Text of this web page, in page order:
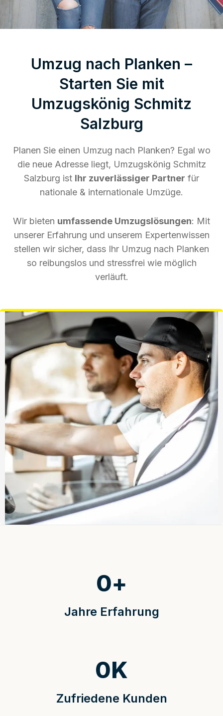
Umzug nach Planken –
Starten Sie mit
Umzugskönig Schmitz
Salzburg
Planen Sie einen Umzug nach Planken? Egal wo
die neue Adresse liegt, Umzugskönig Schmitz
Salzburg ist Ihr zuverlässiger Partner für
nationale & internationale Umzüge.
Wir bieten umfassende Umzugslösungen: Mit
unserer Erfahrung und unserem Expertenwissen
stellen wir sicher, dass Ihr Umzug nach Planken
so reibungslos und stressfrei wie möglich
verläuft.
Jahre Erfahrung
0+
Zufriedene Kunden
0K